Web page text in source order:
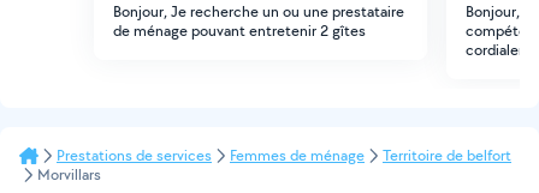
Bonjour, Je recherche un ou une prestataire
de ménage pouvant entretenir 2 gîtes
Bonjour,
Prestations de services Femmes de ménage
Territoire de belfort
Morvillars